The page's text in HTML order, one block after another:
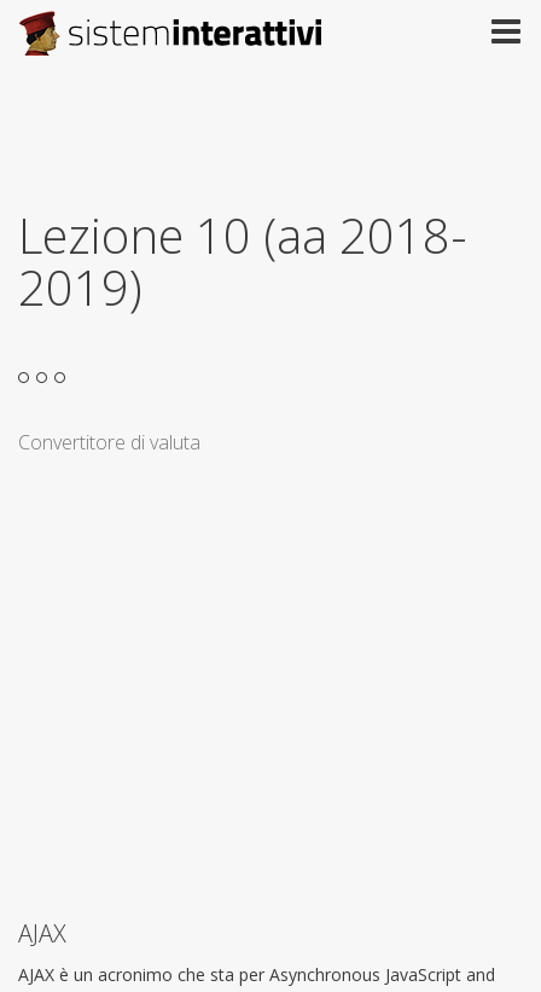
Lezione 10 (aa 2018-
2019)
Convertitore di valuta
AJAX
AJAX è un acronimo che sta per Asynchronous JavaScript and